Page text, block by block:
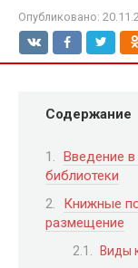
Опубликовано:
Содержание
Введение
библиотеки
Книжные
размещение
Виды